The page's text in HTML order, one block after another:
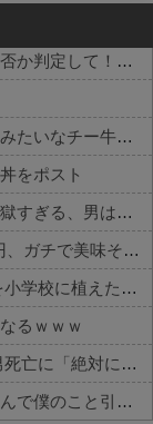
【画像】お前らこの超美人容疑者が、整形か否か判定して！！→画像がこちらw w w w w w w w w w
【画像】カリスマ美容師さん、ココリコ田中みたいなチー牛を大変身させた結果がこちらw w w w w w w w w w w
をポスト
【悲報】同性愛者女さん「女と付き合うの地獄すぎる、男はどうやって耐えてんの？」←コレは同意せざるおえないと話題に
【極旨牛鉄板】 吉野家のステーキ定食1500円、ガチで美味そうｗｗｗ
【復讐】 絶対に「植えてはいけない植物」を小学校に植えた→20年経って見に行くと…「！？」衝撃の光景が・・・
るｗｗｗ
【悲報】 玉川徹さん、警官の発泡での包丁男死亡に「絶対に死刑にならない罪なのに警察が死刑にした！」 → 元警官のマジレスがコチラ → ………
【人工障がい者】 甥(28)「両親が亡くなったんで僕のこと引き取ってほしいんですけど！」なんでいい年したヒキニートを引き取らなきゃいけないんだ...